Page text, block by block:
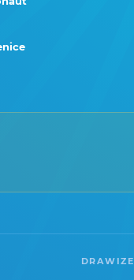
DRAWIZE